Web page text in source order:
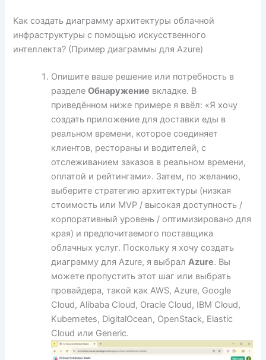
Как создать диаграмму архитектуры облачной
инфраструктуры с помощью искусственного
интеллекта? (Пример диаграммы для Azure)
Опишите ваше решение или потребность в
разделеОбнаружение вкладке. В
приведённом ниже примере я ввёл: «Я хочу
создать приложение для доставки еды в
реальном времени, которое соединяет
клиентов, рестораны и водителей, с
отслеживанием заказов в реальном времени,
оплатой и рейтингами». Затем, по желанию,
выберите стратегию архитектуры (низкая
стоимость или MVP / высокая доступность /
корпоративный уровень / оптимизировано для
края) и предпочитаемого поставщика
облачных услуг. Поскольку я хочу создать
диаграмму для Azure, я выбралAzure. Вы
можете пропустить этот шаг или выбрать
провайдера, такой как AWS, Azure, Google
Cloud, Alibaba Cloud, Oracle Cloud, IBM Cloud,
Kubernetes, DigitalOcean, OpenStack, Elastic
Cloud или Generic.